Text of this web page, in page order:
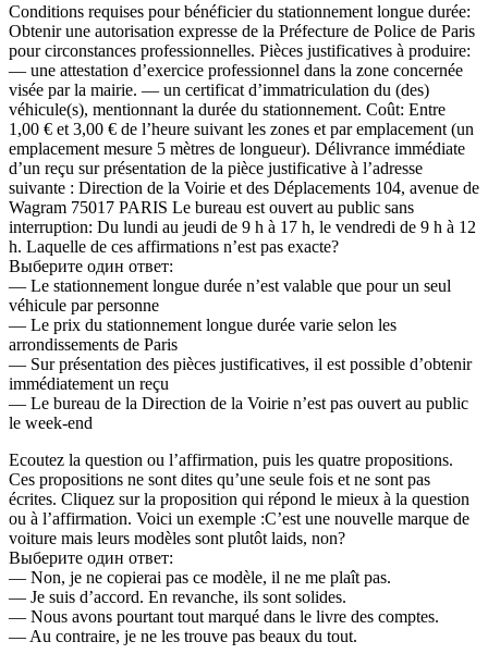
Conditions requises pour bénéficier du stationnement longue durée:
Obtenir une autorisation expresse de la Préfecture de Police de Paris
pour circonstances professionnelles. Pièces justificatives à produire:
— une attestation d’exercice professionnel dans la zone concernée
visée par la mairie. — un certificat d’immatriculation du (des)
véhicule(s), mentionnant la durée du stationnement. Coût: Entre
1,00 € et 3,00 € de l’heure suivant les zones et par emplacement (un
emplacement mesure 5 mètres de longueur). Délivrance immédiate
d’un reçu sur présentation de la pièce justificative à l’adresse
suivante : Direction de la Voirie et des Déplacements 104, avenue de
Wagram 75017 PARIS Le bureau est ouvert au public sans
interruption: Du lundi au jeudi de 9 h à 17 h, le vendredi de 9 h à 12
h. Laquelle de ces affirmations n’est pas exacte?
Выберите один ответ:
— Le stationnement longue durée n’est valable que pour un seul
véhicule par personne
— Le prix du stationnement longue durée varie selon les
arrondissements de Paris
— Sur présentation des pièces justificatives, il est possible d’obtenir
immédiatement un reçu
— Le bureau de la Direction de la Voirie n’est pas ouvert au public
le week-end
Ecoutez la question ou l’affirmation, puis les quatre propositions.
Ces propositions ne sont dites qu’une seule fois et ne sont pas
écrites. Cliquez sur la proposition qui répond le mieux à la question
ou à l’affirmation. Voici un exemple :C’est une nouvelle marque de
voiture mais leurs modèles sont plutôt laids, non?
Выберите один ответ:
— Non, je ne copierai pas ce modèle, il ne me plaît pas.
— Je suis d’accord. En revanche, ils sont solides.
— Nous avons pourtant tout marqué dans le livre des comptes.
— Au contraire, je ne les trouve pas beaux du tout.